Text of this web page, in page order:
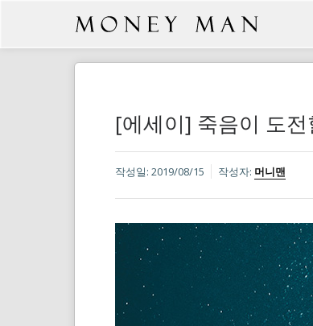
[에세이] 죽음이 도
작성일: 2019/08/15 작성자: 머니맨